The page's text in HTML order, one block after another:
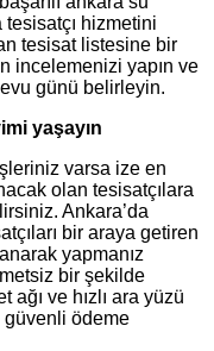
tesisatçı hizmetini
tesisat listesine bir
incelemenizi yapın ve
günü belirleyin.
yaşayın
varsa ize en
olan tesisatçılara
Ankara’da
bir araya getiren
yapmanız
bir şekilde
ve hızlı ara yüzü
ödeme